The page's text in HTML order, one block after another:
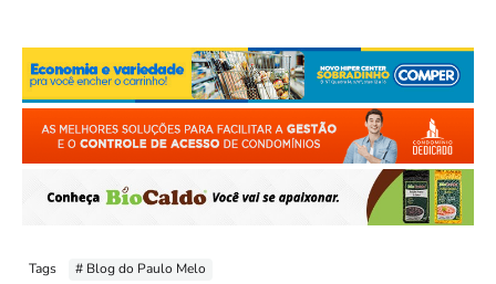
Tags # Blog do Paulo Melo